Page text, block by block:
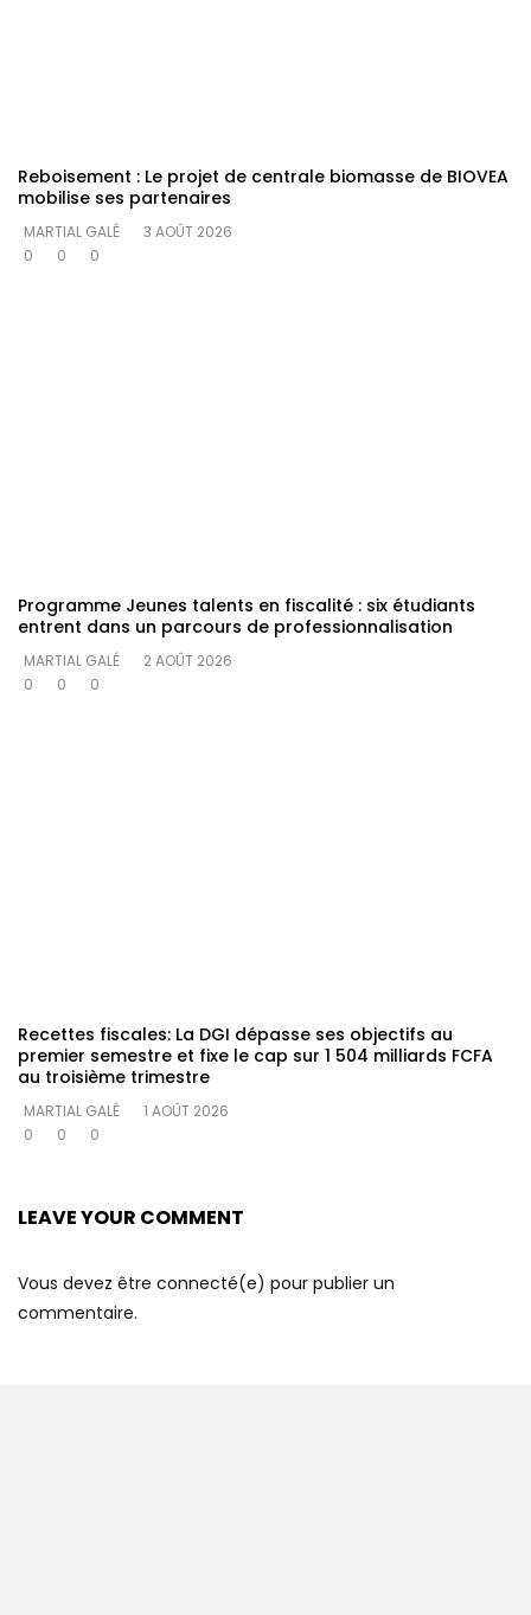
Reboisement : Le projet de centrale biomasse de BIOVEA
mobilise ses partenaires
MARTIAL GALÉ
3 AOÛT 2026
0
0 0
Programme Jeunes talents en fiscalité : six étudiants
entrent dans un parcours de professionnalisation
MARTIAL GALÉ
2 AOÛT 2026
0
0 0
Recettes fiscales: La DGI dépasse ses objectifs au
premier semestre et fixe le cap sur 1 504 milliards FCFA
au troisième trimestre
MARTIAL GALÉ
1 AOÛT 2026
0
0 0
LEAVE YOUR COMMENT
Vous devez être connecté(e) pour publier un
commentaire.